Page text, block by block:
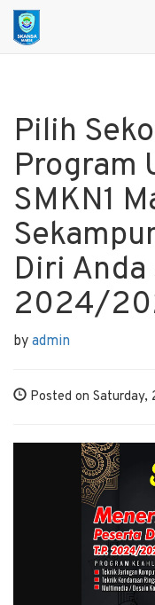
Pilih
Program
SMKN1
Diri Anda
2024/
by admin
Posted on